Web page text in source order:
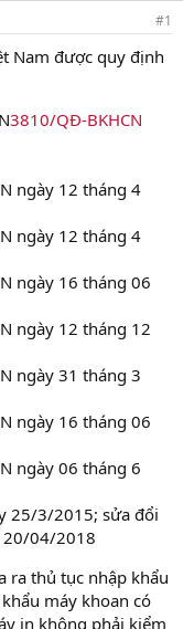
#1
Nam được quy định
3810/QĐ-BKHCN
ngày 12 tháng 4
ngày 12 tháng 4
ngày 16 tháng 06
ngày 12 tháng 12
ngày 31 tháng 3
ngày 16 tháng 06
ngày 06 tháng 6
25/3/2015; sửa đổi
20/04/2018
ra thủ tục nhập khẩu
máy khoan có
in không phải kiểm